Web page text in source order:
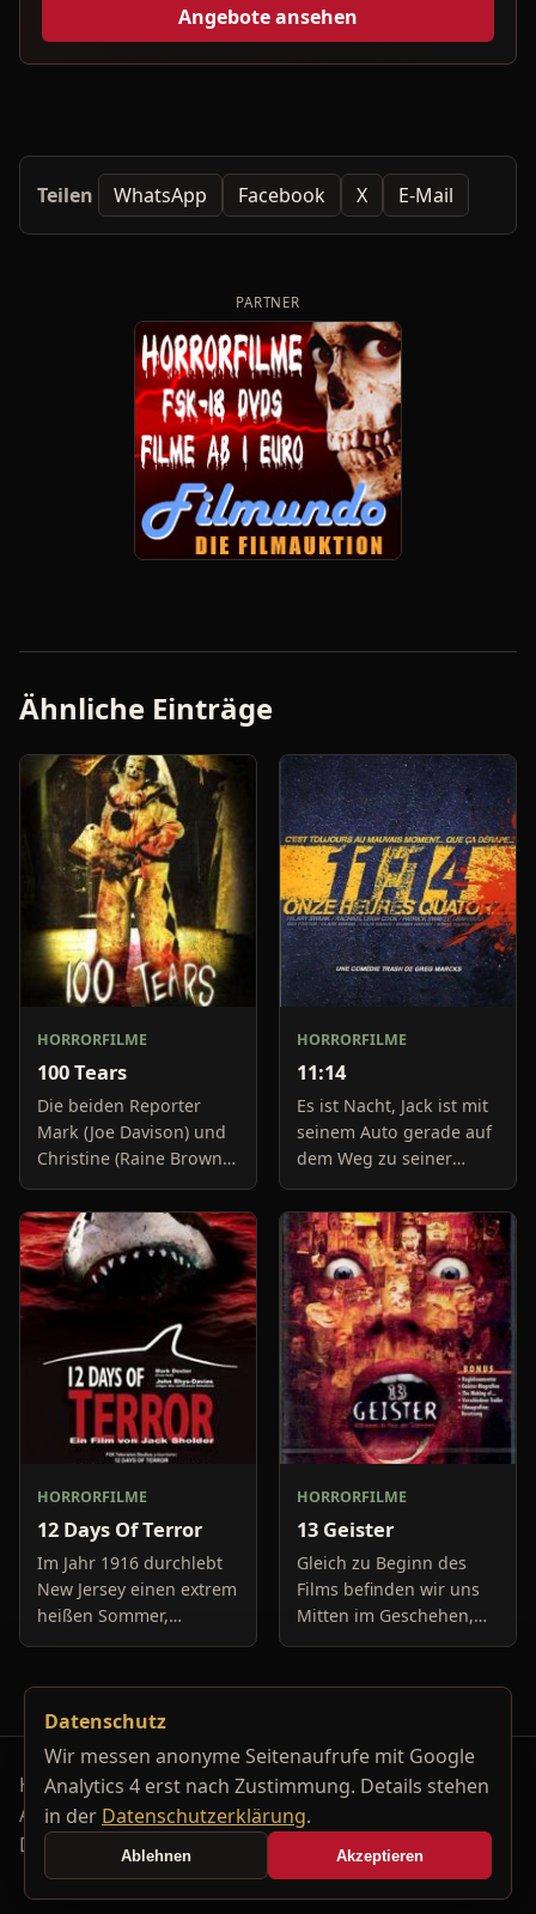
Angebote ansehen
Teilen WhatsApp Facebook X E-Mail
PARTNER
Ähnliche Einträge
HORRORFILME
100 Tears
Die beiden Reporter
Mark (Joe Davison) und
Christine (Raine Brown)
haben keine Lust mehr
auf belanglose
Boulevard-Meldungen
und befassen sich
neuerdings mit Se
HORRORFILME
11:14
Es ist Nacht, Jack ist mit
seinem Auto gerade auf
dem Weg zu seiner
Freundin, um diese
abzuholen. Die Uhr im
Auto springt auf 11:14h,
genau in dem Moment
fäll
HORRORFILME
12 Days Of Terror
Im Jahr 1916 durchlebt
New Jersey einen extrem
heißen Sommer,
während in Europa der
Bewohner eines kleinen
Küstenortes leiden sehr
unter der
HORRORFILME
13 Geister
Gleich zu Beginn des
Films befinden wir uns
Mitten im Geschehen,
eine Gruppe von Leuten
Cyrus Kriticus und
Geisteraufspührer Rafk
Horrorfilm-Reviews, Serienkiller-Profile und Genre-
Archiv.
Datenschutzerklärung
Kontakt
Cookie-Einstellungen
Datenschutz
Wir messen anonyme Seitenaufrufe mit Google
Analytics 4 erst nach Zustimmung. Details stehen
in der Datenschutzerklärung.
Ablehnen Akzeptieren